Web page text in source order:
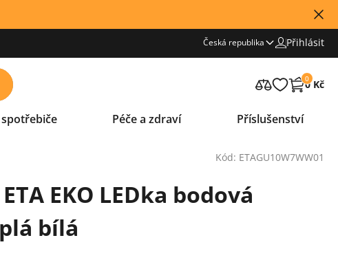
Česká republika Přihlásit
0
0 Kč
Péče a zdraví Příslušenství
Kód: ETAGU10W7WW01
EKO LEDka bodová
bílá